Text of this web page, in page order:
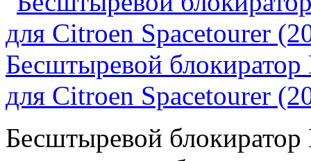
Бесштыревой
для Citroen Spacetourer
Бесштыревой